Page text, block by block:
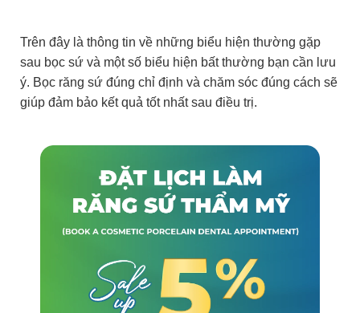
Trên đây là thông tin về những biểu hiện thường gặp
sau bọc sứ và một số biểu hiện bất thường bạn cần lưu
ý. Bọc răng sứ đúng chỉ định và chăm sóc đúng cách sẽ
giúp đảm bảo kết quả tốt nhất sau điều trị.